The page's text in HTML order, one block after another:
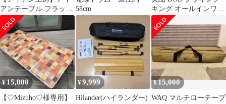
アンテーブル フラット
バーナー対応｜ウッ
ド・アイアン天板付
58cm
キング オールインワン
キッチン
¥15,000
【♡Mizuho♡様専用】
¥9,999
Hilander(ハイランダー)
¥15,000
WAQ マルチローテーブ